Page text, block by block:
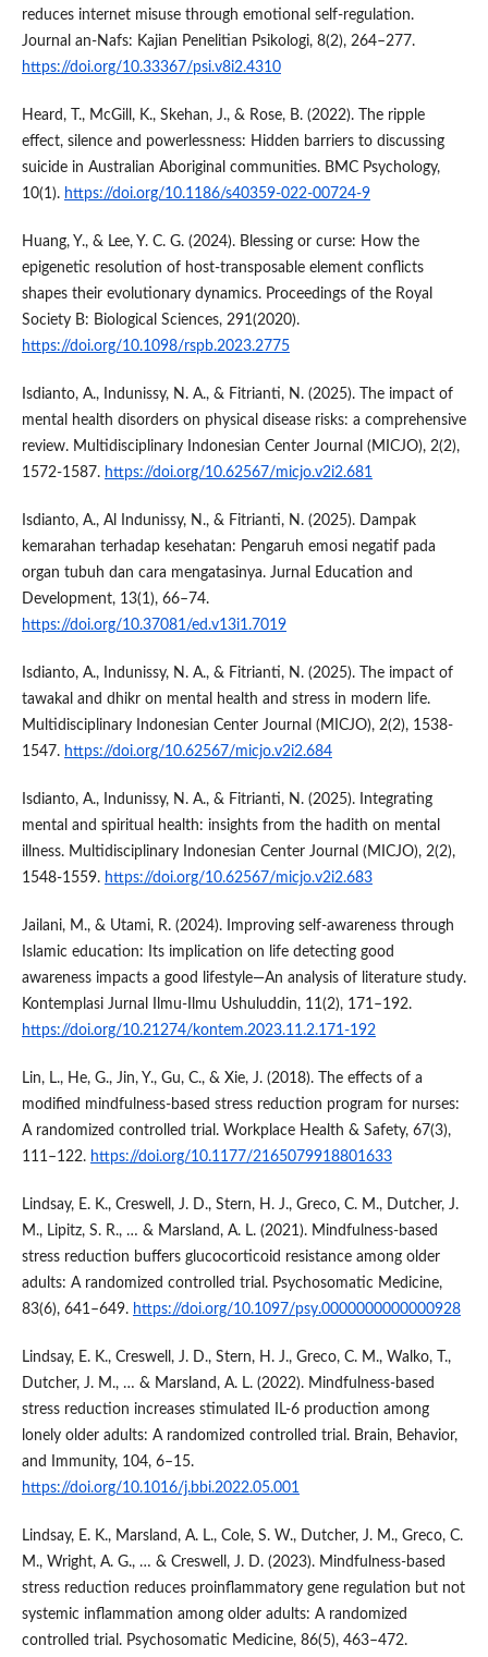
reduces internet misuse through emotional self-regulation.
Journal an-Nafs: Kajian Penelitian Psikologi, 8(2), 264–277.
https://doi.org/10.33367/psi.v8i2.4310
Heard, T., McGill, K., Skehan, J., & Rose, B. (2022). The ripple
effect, silence and powerlessness: Hidden barriers to discussing
suicide in Australian Aboriginal communities. BMC Psychology,
10(1). https://doi.org/10.1186/s40359-022-00724-9
Huang, Y., & Lee, Y. C. G. (2024). Blessing or curse: How the
epigenetic resolution of host-transposable element conflicts
shapes their evolutionary dynamics. Proceedings of the Royal
Society B: Biological Sciences, 291(2020).
https://doi.org/10.1098/rspb.2023.2775
Isdianto, A., Indunissy, N. A., & Fitrianti, N. (2025). The impact of
mental health disorders on physical disease risks: a comprehensive
review. Multidisciplinary Indonesian Center Journal (MICJO), 2(2),
1572-1587. https://doi.org/10.62567/micjo.v2i2.681
Isdianto, A., Al Indunissy, N., & Fitrianti, N. (2025). Dampak
kemarahan terhadap kesehatan: Pengaruh emosi negatif pada
organ tubuh dan cara mengatasinya. Jurnal Education and
Development, 13(1), 66–74.
https://doi.org/10.37081/ed.v13i1.7019
Isdianto, A., Indunissy, N. A., & Fitrianti, N. (2025). The impact of
tawakal and dhikr on mental health and stress in modern life.
Multidisciplinary Indonesian Center Journal (MICJO), 2(2), 1538-
1547. https://doi.org/10.62567/micjo.v2i2.684
Isdianto, A., Indunissy, N. A., & Fitrianti, N. (2025). Integrating
mental and spiritual health: insights from the hadith on mental
illness. Multidisciplinary Indonesian Center Journal (MICJO), 2(2),
1548-1559. https://doi.org/10.62567/micjo.v2i2.683
Jailani, M., & Utami, R. (2024). Improving self-awareness through
Islamic education: Its implication on life detecting good
awareness impacts a good lifestyle—An analysis of literature study.
Kontemplasi Jurnal Ilmu-Ilmu Ushuluddin, 11(2), 171–192.
https://doi.org/10.21274/kontem.2023.11.2.171-192
Lin, L., He, G., Jin, Y., Gu, C., & Xie, J. (2018). The effects of a
modified mindfulness-based stress reduction program for nurses:
A randomized controlled trial. Workplace Health & Safety, 67(3),
111–122. https://doi.org/10.1177/2165079918801633
Lindsay, E. K., Creswell, J. D., Stern, H. J., Greco, C. M., Dutcher, J.
M., Lipitz, S. R., … & Marsland, A. L. (2021). Mindfulness-based
stress reduction buffers glucocorticoid resistance among older
adults: A randomized controlled trial. Psychosomatic Medicine,
83(6), 641–649. https://doi.org/10.1097/psy.0000000000000928
Lindsay, E. K., Creswell, J. D., Stern, H. J., Greco, C. M., Walko, T.,
Dutcher, J. M., … & Marsland, A. L. (2022). Mindfulness-based
stress reduction increases stimulated IL-6 production among
lonely older adults: A randomized controlled trial. Brain, Behavior,
and Immunity, 104, 6–15.
https://doi.org/10.1016/j.bbi.2022.05.001
Lindsay, E. K., Marsland, A. L., Cole, S. W., Dutcher, J. M., Greco, C.
M., Wright, A. G., … & Creswell, J. D. (2023). Mindfulness-based
stress reduction reduces proinflammatory gene regulation but not
systemic inflammation among older adults: A randomized
controlled trial. Psychosomatic Medicine, 86(5), 463–472.